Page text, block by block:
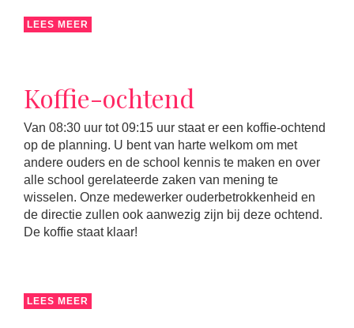
LEES MEER
Koffie-ochtend
Van 08:30 uur tot 09:15 uur staat er een koffie-ochtend
op de planning. U bent van harte welkom om met
andere ouders en de school kennis te maken en over
alle school gerelateerde zaken van mening te
wisselen. Onze medewerker ouderbetrokkenheid en
de directie zullen ook aanwezig zijn bij deze ochtend.
De koffie staat klaar!
LEES MEER